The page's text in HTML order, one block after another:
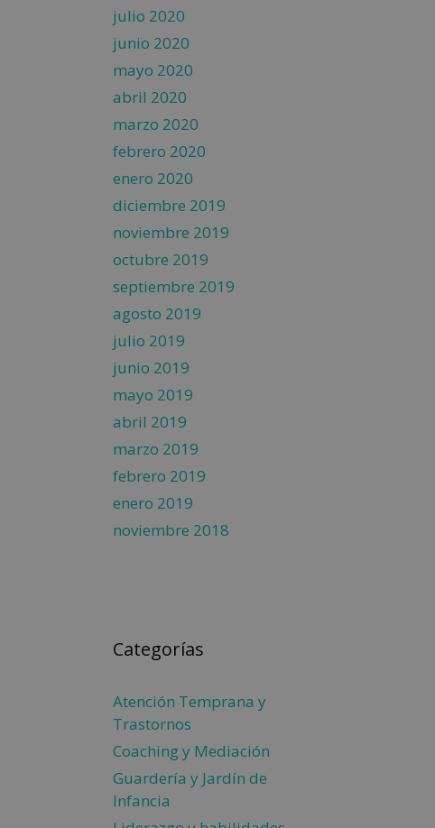
julio 2020
junio 2020
mayo 2020
abril 2020
marzo 2020
febrero 2020
enero 2020
diciembre 2019
noviembre 2019
octubre 2019
septiembre 2019
agosto 2019
julio 2019
junio 2019
mayo 2019
abril 2019
marzo 2019
febrero 2019
enero 2019
noviembre 2018
Categorías
Atención Temprana y
Trastornos
Coaching y Mediación
Guardería y Jardín de
Infancia